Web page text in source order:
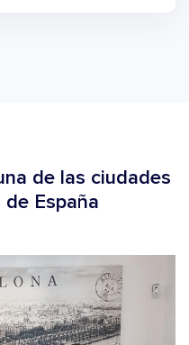
de las ciudades
España